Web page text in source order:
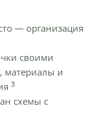
— организация
своими
материалы и
3
схемы с